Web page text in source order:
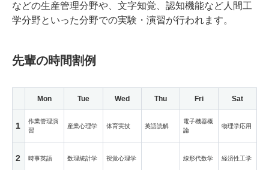
などの生産管理分野や、文字知覚、認知機能など人間工
学分野といった分野での実験・演習が行われます。
先輩の時間割例
Mon Tue Wed Thu Fri Sat
1
作業管理演
習
産業心理学 体育実技 英語読解
電子機器概
論
物理学応用
2 時事英語 数理統計学 視覚心理学 線形代数学 経済性工学